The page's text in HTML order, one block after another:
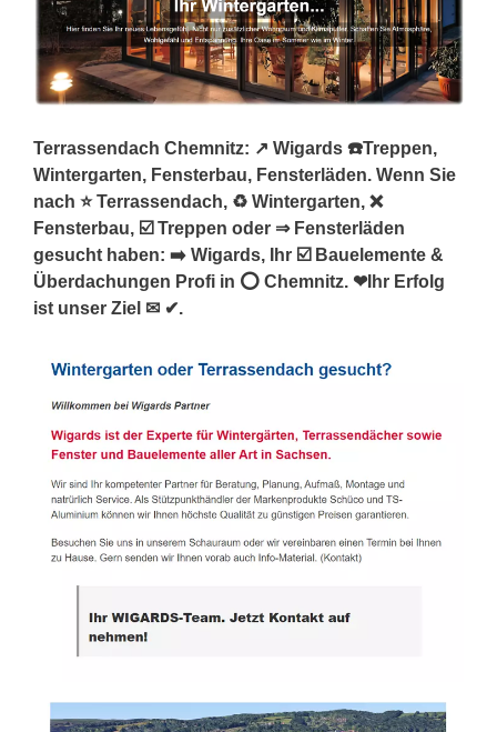
Terrassendach Chemnitz: ↗️ Wigards ☎️Treppen,
Wintergarten, Fensterbau, Fensterläden. Wenn Sie
nach ⭐ Terrassendach, ♻ Wintergarten, ❌
Fensterbau, ☑️ Treppen oder ⇒ Fensterläden
gesucht haben: ➡️ Wigards, Ihr ☑️ Bauelemente &
Überdachungen Profi in ⭕ Chemnitz. ❤Ihr Erfolg
ist unser Ziel ✉ ✔.